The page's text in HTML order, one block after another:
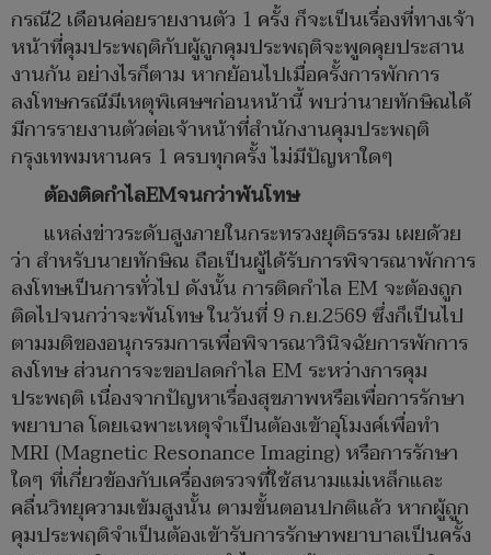
กรณี2 เดือนค่อยรายงานตัว 1 ครั้ง ก็จะเป็นเรื่องที่ทางเจ้า
หน้าที่คุมประพฤติกับผู้ถูกคุมประพฤติจะพูดคุยประสาน
งานกัน อย่างไรก็ตาม หากย้อนไปเมื่อครั้งการพักการ
ลงโทษกรณีมีเหตุพิเศษฯก่อนหน้านี้ พบว่านายทักษิณได้
มีการรายงานตัวต่อเจ้าหน้าที่สำนักงานคุมประพฤติ
กรุงเทพมหานคร 1 ครบทุกครั้ง ไม่มีปัญหาใดๆ
ต้องติดกำไลEMจนกว่าพ้นโทษ
แหล่งข่าวระดับสูงภายในกระทรวงยุติธรรม เผยด้วย
ว่า สำหรับนายทักษิณ ถือเป็นผู้ได้รับการพิจารณาพักการ
ลงโทษเป็นการทั่วไป ดังนั้น การติดกำไล EM จะต้องถูก
ติดไปจนกว่าจะพ้นโทษ ในวันที่ 9 ก.ย.2569 ซึ่งก็เป็นไป
ตามมติของอนุกรรมการเพื่อพิจารณาวินิจฉัยการพักการ
ลงโทษ ส่วนการจะขอปลดกำไล EM ระหว่างการคุม
ประพฤติ เนื่องจากปัญหาเรื่องสุขภาพหรือเพื่อการรักษา
พยาบาล โดยเฉพาะเหตุจำเป็นต้องเข้าอุโมงค์เพื่อทำ
MRI (Magnetic Resonance Imaging) หรือการรักษา
ใดๆ ที่เกี่ยวข้องกับเครื่องตรวจที่ใช้สนามแม่เหล็กและ
คลื่นวิทยุความเข้มสูงนั้น ตามขั้นตอนปกติแล้ว หากผู้ถูก
คุมประพฤติจำเป็นต้องเข้ารับการรักษาพยาบาลเป็นครั้ง